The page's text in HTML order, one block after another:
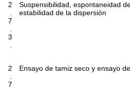
2
.
7
.
3
.
Suspensibilidad, espontaneidad
estabilidad de la dispersión
2
.
7
Ensayo de tamiz seco y ensayo